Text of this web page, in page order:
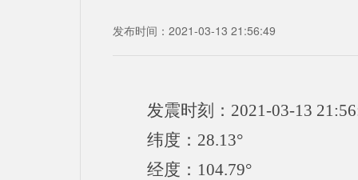
发布时间：2021-03-13 21:56:49
发震时刻：2021-03-13
纬度：28.13°
经度：104.79°